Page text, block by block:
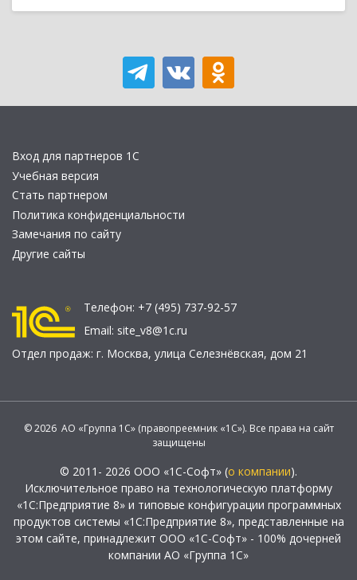
Вход для партнеров 1С
Учебная версия
Стать партнером
Политика конфиденциальности
Замечания по сайту
Другие сайты
Телефон: +7 (495) 737-92-57
Email: site_v8@1c.ru
Отдел продаж: г. Москва, улица Селезнёвская, дом 21
© 2026 АО «Группа 1С» (правопреемник «1С»). Все права на сайт
защищены
© 2011- 2026 ООО «1С-Софт» (о компании).
Исключительное право на технологическую платформу
«1С:Предприятие 8» и типовые конфигурации программных
продуктов системы «1С:Предприятие 8», представленные на
этом сайте, принадлежит ООО «1С-Софт» - 100% дочерней
компании АО «Группа 1С»